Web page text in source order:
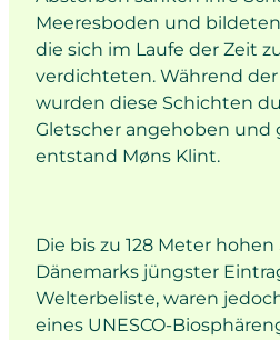
Meeresboden und
die sich im Laufe der Zeit
verdichteten. Während
wurden diese Schichten
Gletscher angehoben und
entstand Møns Klint.
Die bis zu 128 Meter
Dänemarks jüngster
Welterbeliste, waren
eines UNESCO-